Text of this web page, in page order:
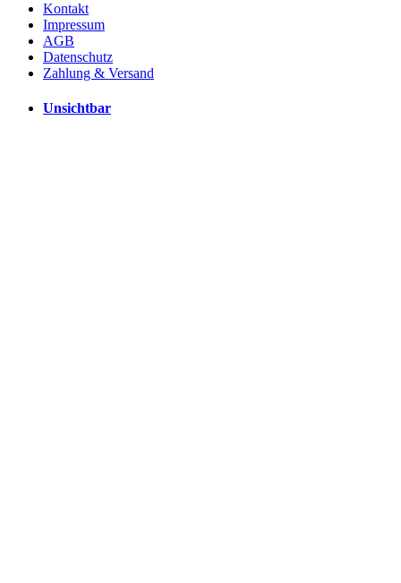
Kontakt
Impressum
AGB
Datenschutz
Zahlung & Versand
Unsichtbar